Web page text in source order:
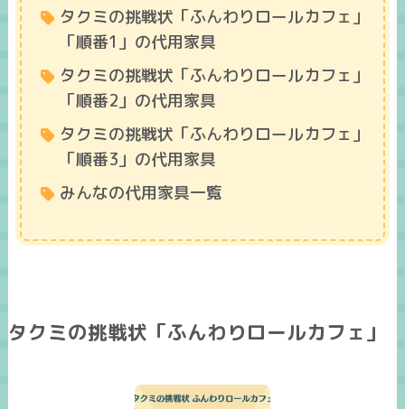
タクミの挑戦状「ふんわりロールカフェ」
「順番1」の代用家具
タクミの挑戦状「ふんわりロールカフェ」
「順番2」の代用家具
タクミの挑戦状「ふんわりロールカフェ」
「順番3」の代用家具
みんなの代用家具一覧
タクミの挑戦状「ふんわりロールカフェ」